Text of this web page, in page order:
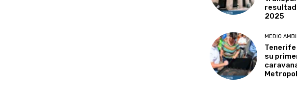
2025
MEDIO
su